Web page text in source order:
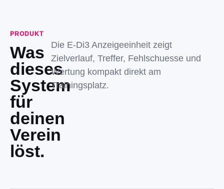
PRODUKT
Was
dieses
System
für
deinen
Verein
löst.
Die E-Di3 Anzeigeeinheit zeigt
Zielverlauf, Treffer, Fehlschuesse und
Wertung kompakt direkt am
Trainingsplatz.